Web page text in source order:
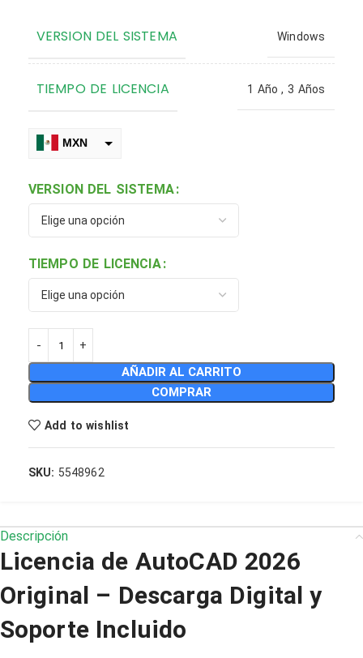
VERSION DEL SISTEMA Windows
TIEMPO DE LICENCIA 1 Año , 3 Años
MXN
€
COP
CLP
DOP
PEN
VERSION DEL SISTEMA
TIEMPO DE LICENCIA
AÑADIR AL CARRITO
COMPRAR
Add to wishlist
SKU: 5548962
Descripción
Licencia de AutoCAD 2026
Original – Descarga Digital y
Soporte Incluido